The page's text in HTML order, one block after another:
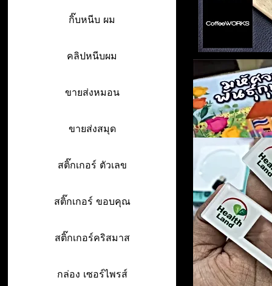
กิ๊บหนีบ ผม
คลิปหนีบผม
ขายส่งหมอน
ขายส่งสมุด
สติ๊กเกอร์ ตัวเลข
สติ๊กเกอร์ ขอบคุณ
สติ๊กเกอร์คริสมาส
กล่อง เซอร์ไพรส์